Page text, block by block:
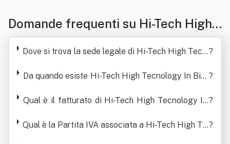
Domande frequenti su Hi-Tech High
Tecnology In Biology And Medicine
Srl Con Sigla "Hi - Tech Srl"
Dove si trova la sede legale di Hi-Tech High Tecn
Tech Srl"
?
Da quando esiste Hi-Tech High Tecnology In Biol ?
Qual è il fatturato di Hi-Tech High Tecnology In
l"
?
Qual è la Partita IVA associata a Hi-Tech High Te?